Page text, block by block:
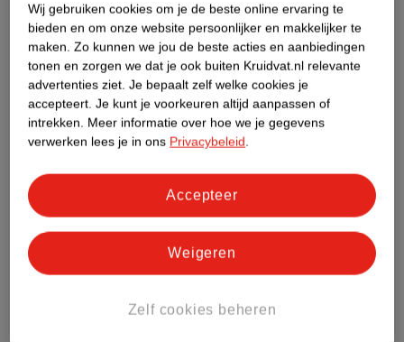
Etiketinformatie
Nature Impact Score
Dit product heeft (nog) geen Nature
Impact Score.
Meer informatie
Bestel & Bezorginformatie
Wij gebruiken cookies om je de beste online ervaring te
bieden en om onze website persoonlijker en makkelijker te
maken. Zo kunnen we jou de beste acties en aanbiedingen
tonen en zorgen we dat je ook buiten Kruidvat.nl relevante
advertenties ziet. Je bepaalt zelf welke cookies je
accepteert. Je kunt je voorkeuren altijd aanpassen of
intrekken. Meer informatie over hoe we je gegevens
verwerken lees je in ons Privacybeleid.
Zelf cookies beheren
Weigeren
Accepteer